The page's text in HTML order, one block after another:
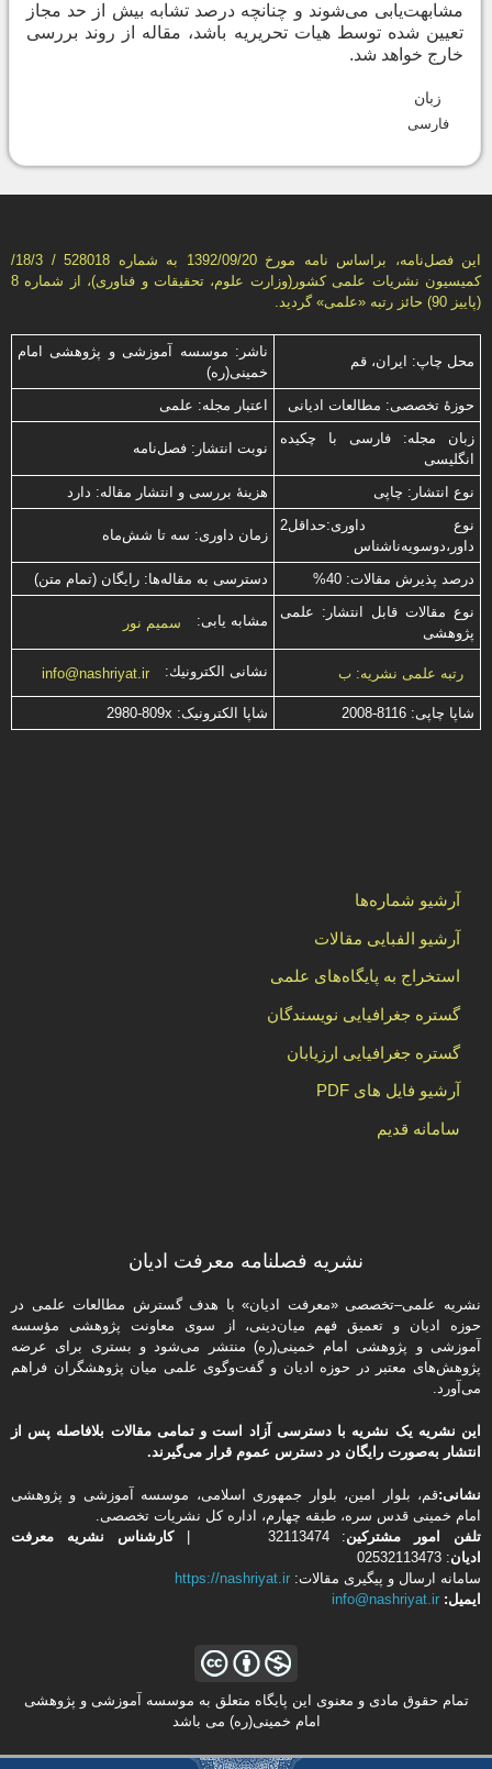
مشابهت‌یابی می‌شوند و چنانچه درصد تشابه بیش از حد مجاز
تعیین شده توسط هیات تحریریه باشد، مقاله از روند بررسی
خارج خواهد شد.
زبان
فارسی
این فصل‌نامه، براساس نامه مورخ 1392/09/20 به شماره 528018 / 18/3/
كمیسیون نشریات علمی كشور(وزارت علوم، تحقیقات و فناوری)، از شماره 8
(پاییز 90) حائز رتبه «علمی» گردید.
محل چاپ: ایران، قم
ناشر: موسسه آموزشی و پژوهشی امام
خمینی(ره)
حوزۀ تخصصی: مطالعات ادیانی
اعتبار مجله: علمی
زبان مجله: فارسی با چكیده
انگلیسی
نوبت انتشار: فصل‌نامه
نوع انتشار: چاپی
هزینۀ بررسی و انتشار مقاله: دارد
نوع داوری:حداقل2
داور،دوسویه‌ناشناس
زمان داوری: سه تا شش‌ماه
درصد پذیرش مقالات: 40%
دسترسی به مقاله‌ها: رایگان (تمام متن)
نوع مقالات قابل انتشار: علمی
پژوهشی
مشابه یابی: سمیم نور
رتبه علمی نشریه: ب نشانی الكترونیك: info@nashriyat.ir
شاپا چاپی: 2008-8116 شاپا الکترونیک: 2980-809x
آرشیو شماره‌ها
آرشیو الفبایی مقالات
استخراج به پایگاه‌های علمی
گستره جغرافیایی نویسندگان
گستره جغرافیایی ارزیابان
آرشیو فایل های PDF
سامانه قدیم
نشریه فصلنامه معرفت ادیان
نشریه علمی–تخصصی «معرفت ادیان» با هدف گسترش مطالعات علمی در
حوزه ادیان و تعمیق فهم میان‌دینی، از سوی معاونت پژوهشی مؤسسه
آموزشی و پژوهشی امام خمینی(ره) منتشر می‌شود و بستری برای عرضه
پژوهش‌های معتبر در حوزه ادیان و گفت‌وگوی علمی میان پژوهشگران فراهم
می‌آورد.
این نشریه یک نشریه با دسترسی آزاد است و تمامی مقالات بلافاصله پس از
انتشار به‌صورت رایگان در دسترس عموم قرار می‌گیرند.
نشانی:قم، بلوار امین، بلوار جمهوری اسلامی، موسسه آموزشی و پژوهشی
امام خمینی قدس سره، طبقه چهارم، اداره كل نشریات تخصصی.
تلفن
امور مشتركین: 32113474 |
کارشناس نشریه معرفت
ادیان: 02532113473
سامانه ارسال و پیگیری مقالات: https://nashriyat.ir
ایمیل: info@nashriyat.ir
تمام حقوق مادی و معنوی این پایگاه متعلق به موسسه آموزشی و پژوهشی
امام خمینی(ره) می باشد